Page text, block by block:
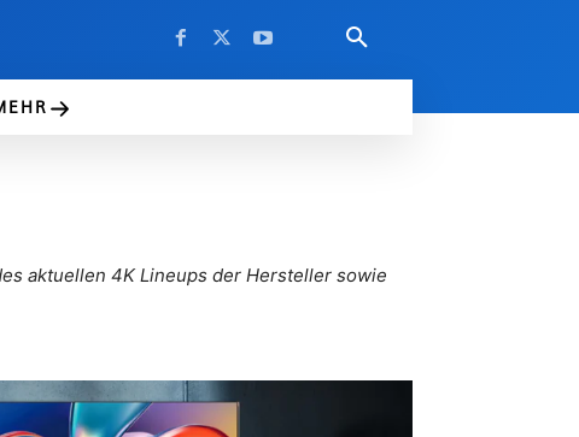
aktuellen 4K Lineups der Hersteller sowie